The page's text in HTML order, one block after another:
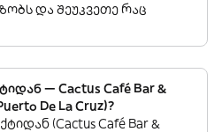
და შეუკვეთე რაც
— Cactus Café Bar &
De La Cruz)?
(Cactus Café Bar &